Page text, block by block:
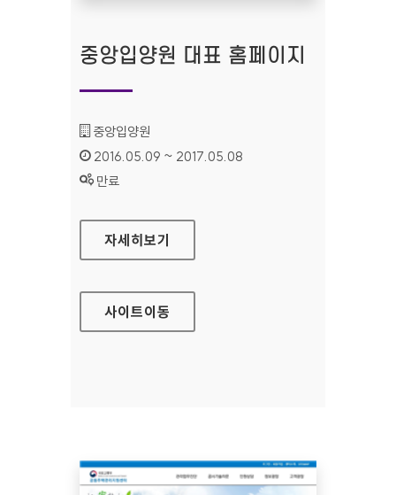
중앙입양원 대표 홈페이지
기관명 :
중앙입양원
인증기간 :
2016.05.09 ~ 2017.05.08
상태 :
만료
중앙입양원 대표 홈페이지
자세히보기
사이트이동